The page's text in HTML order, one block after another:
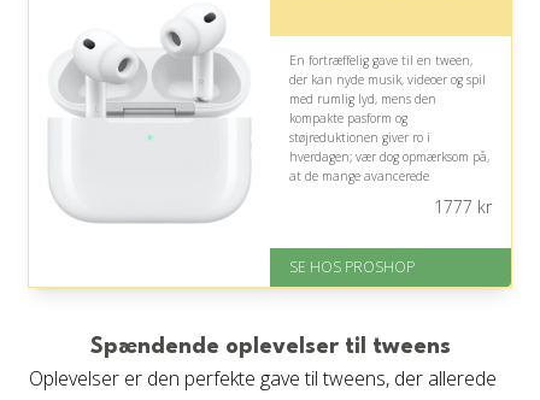
En fortræffelig gave til en tween,
der kan nyde musik, videoer og spil
med rumlig lyd, mens den
kompakte pasform og
støjreduktionen giver ro i
hverdagen; vær dog opmærksom på,
at de mange avancerede
På lager
Levering: 2-12 hverdage
1777 kr
SE HOS PROSHOP
Spændende oplevelser til tweens
Oplevelser er den perfekte gave til tweens, der allerede